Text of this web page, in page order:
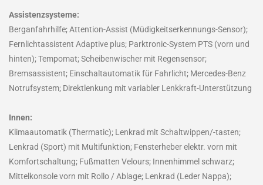
Assistenzsysteme:
Berganfahrhilfe; Attention-Assist (Müdigkeitserkennungs-Sensor);
Fernlichtassistent Adaptive plus; Parktronic-System PTS (vorn und
hinten); Tempomat; Scheibenwischer mit Regensensor;
Bremsassistent; Einschaltautomatik für Fahrlicht; Mercedes-Benz
Notrufsystem; Direktlenkung mit variabler Lenkkraft-Unterstützung
Innen:
Klimaautomatik (Thermatic); Lenkrad mit Schaltwippen/-tasten;
Lenkrad (Sport) mit Multifunktion; Fensterheber elektr. vorn mit
Komfortschaltung; Fußmatten Velours; Innenhimmel schwarz;
Mittelkonsole vorn mit Rollo / Ablage; Lenkrad (Leder Nappa);